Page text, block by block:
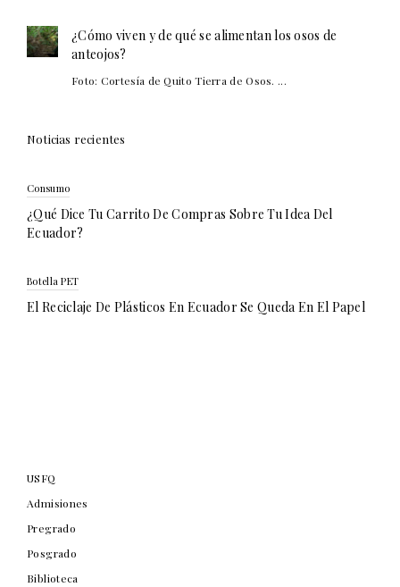
¿Cómo viven y de qué se alimentan los osos de
anteojos?
Foto: Cortesía de Quito Tierra de Osos. ...
Noticias recientes
Consumo
¿Qué Dice Tu Carrito De Compras Sobre Tu Idea Del
Ecuador?
Botella PET
El Reciclaje De Plásticos En Ecuador Se Queda En El Papel
USFQ
Admisiones
Pregrado
Posgrado
Biblioteca